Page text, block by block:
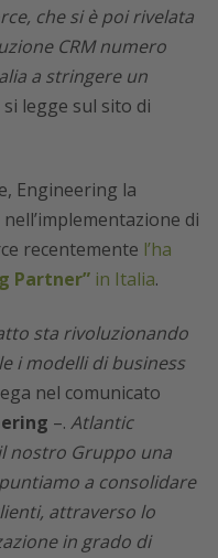
che si è poi rivelata
CRM numero
a stringere un
si legge sul sito di
Engineering la
di
recentemente l’ha
Partner” in Italia.
sta rivoluzionando
i modelli di business
nel comunicato
–. Atlantic
nostro Gruppo una
a consolidare
attraverso lo
in grado di